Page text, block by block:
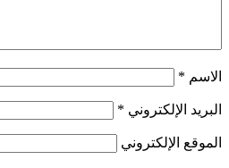
الاسم *
البريد الإلكتروني *
الموقع الإلكتروني